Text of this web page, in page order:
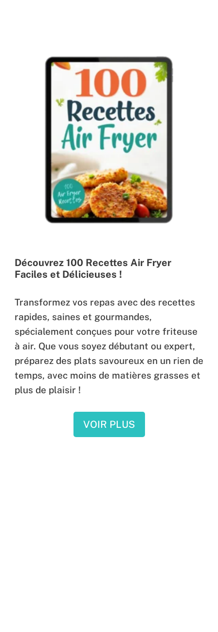
Découvrez 100 Recettes Air Fryer
Faciles et Délicieuses !
Transformez vos repas avec des recettes
rapides, saines et gourmandes,
spécialement conçues pour votre friteuse
à air. Que vous soyez débutant ou expert,
préparez des plats savoureux en un rien de
temps, avec moins de matières grasses et
plus de plaisir !
VOIR PLUS